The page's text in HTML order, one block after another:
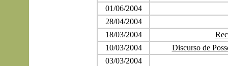
01/06/2004
28/04/2004
18/03/2004
10/03/2004
Discurso de
03/03/2004